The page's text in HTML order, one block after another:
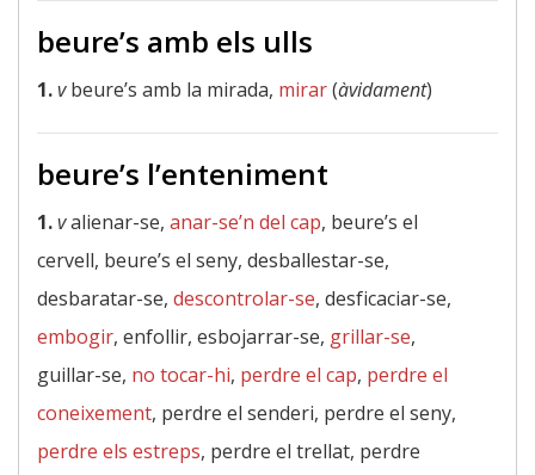
beure’s amb els ulls
1.vbeure’s amb la mirada, mirar(àvidament)
beure’s l’enteniment
1.valienar-se, anar-se’n del cap, beure’s el
cervell, beure’s el seny, desballestar-se,
desbaratar-se, descontrolar-se, desficaciar-se,
embogir, enfollir, esbojarrar-se, grillar-se,
guillar-se, no tocar-hi, perdre el cap, perdre el
coneixement, perdre el senderi, perdre el seny,
perdre els estreps, perdre el trellat, perdre